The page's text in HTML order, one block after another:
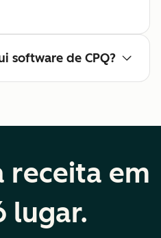
software de CPQ?
receita em
lugar.